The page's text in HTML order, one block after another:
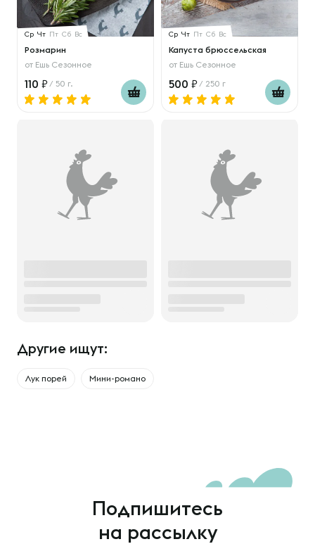
Ср Чт Пт Сб Вс
Розмарин
от Ешь Сезонное
110 / 50 г.
Ср Чт Пт Сб Вс
Капуста брюссельская
от Ешь Сезонное
500 / 250 г
Другие ищут:
Лук порей Мини-романо
Подпишитесь
на рассылку